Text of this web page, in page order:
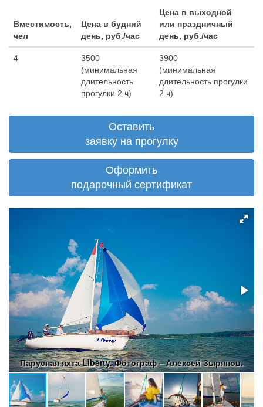
Вместимость,
чел
Цена в будний
день, руб./час
Цена в выходной
или праздничный
день, руб./час
4
3500
(минимальная
длительность
прогулки 2 ч)
3900
(минимальная
длительность прогулки
2 ч)
Оставить
заявку на прогулку
Оформить
подарочный сертификат
Парусная яхта Liberty. Фотограф – Алексей Зырянов.